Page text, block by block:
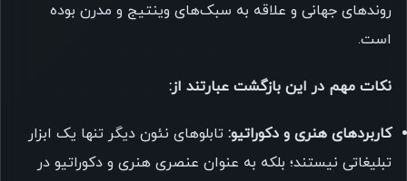
روندهای جهانی و علاقه به سبک‌های وینتیج و مدرن بوده
است.
نکات مهم در این بازگشت عبارتند از:
کاربردهای هنری و دکوراتیو: تابلوهای نئون دیگر تنها یک ابزار
تبلیغاتی نیستند؛ بلکه به عنوان عنصری هنری و دکوراتیو در